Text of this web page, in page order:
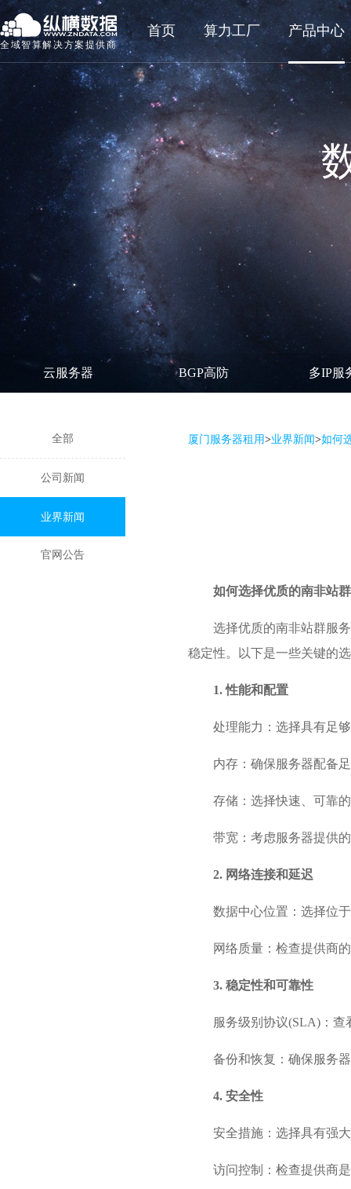
全域智算解决方案提供商
首页 算力工厂 产品中心
云服务器 BGP高防 多IP服
全部
公司新闻
业界新闻
官网公告
厦门服务器租用>业界新闻>如何
如何选择优质的南非站
选择优质的南非站群服
稳定性。以下是一些关键的
1. 性能和配置
处理能力：选择具有足
内存：确保服务器配备
存储：选择快速、可靠
带宽：考虑服务器提供
2. 网络连接和延迟
数据中心位置：选择位
网络质量：检查提供商
3. 稳定性和可靠性
服务级别协议(SLA)：
备份和恢复：确保服务
4. 安全性
安全措施：选择具有强
访问控制：检查提供商